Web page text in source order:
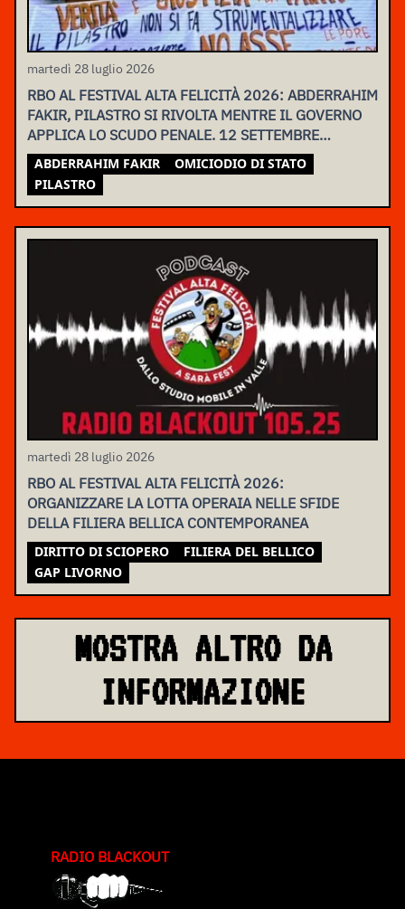
martedì 28 luglio 2026
RBO AL FESTIVAL ALTA FELICITÀ 2026: ABDERRAHIM
FAKIR, PILASTRO SI RIVOLTA MENTRE IL GOVERNO
APPLICA LO SCUDO PENALE. 12 SETTEMBRE
ASSEMBLEA NAZIONALE
ABDERRAHIM FAKIR
OMICIODIO DI STATO
PILASTRO
martedì 28 luglio 2026
RBO AL FESTIVAL ALTA FELICITÀ 2026:
ORGANIZZARE LA LOTTA OPERAIA NELLE SFIDE
DELLA FILIERA BELLICA CONTEMPORANEA
DIRITTO DI SCIOPERO
FILIERA DEL BELLICO
GAP LIVORNO
MOSTRA ALTRO DA
INFORMAZIONE
RADIO BLACKOUT